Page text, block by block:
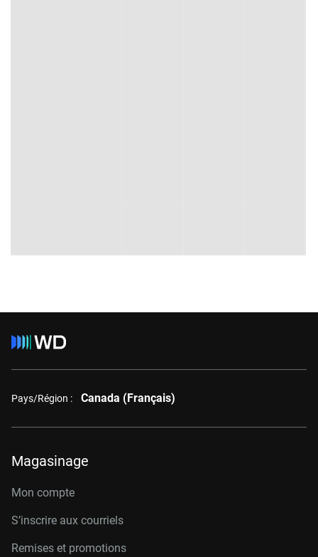
Pays/Région : Canada (Français)
Magasinage
Mon compte
S’inscrire aux courriels
Remises et promotions